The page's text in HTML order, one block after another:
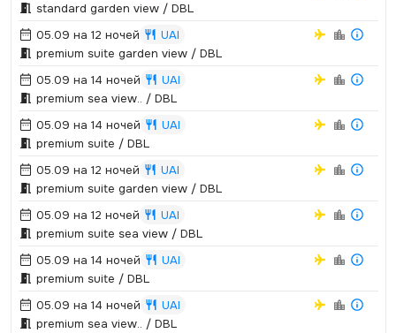
standard garden view / DBL
05.09 на 12 ночей
UAI
premium suite garden view / DBL
05.09 на 14 ночей
UAI
premium sea view.­.­ / DBL
05.09 на 14 ночей
UAI
premium suite / DBL
05.09 на 12 ночей
UAI
premium suite garden view / DBL
05.09 на 12 ночей
UAI
premium suite sea view / DBL
05.09 на 14 ночей
UAI
premium suite / DBL
05.09 на 14 ночей
UAI
premium sea view.­.­ / DBL